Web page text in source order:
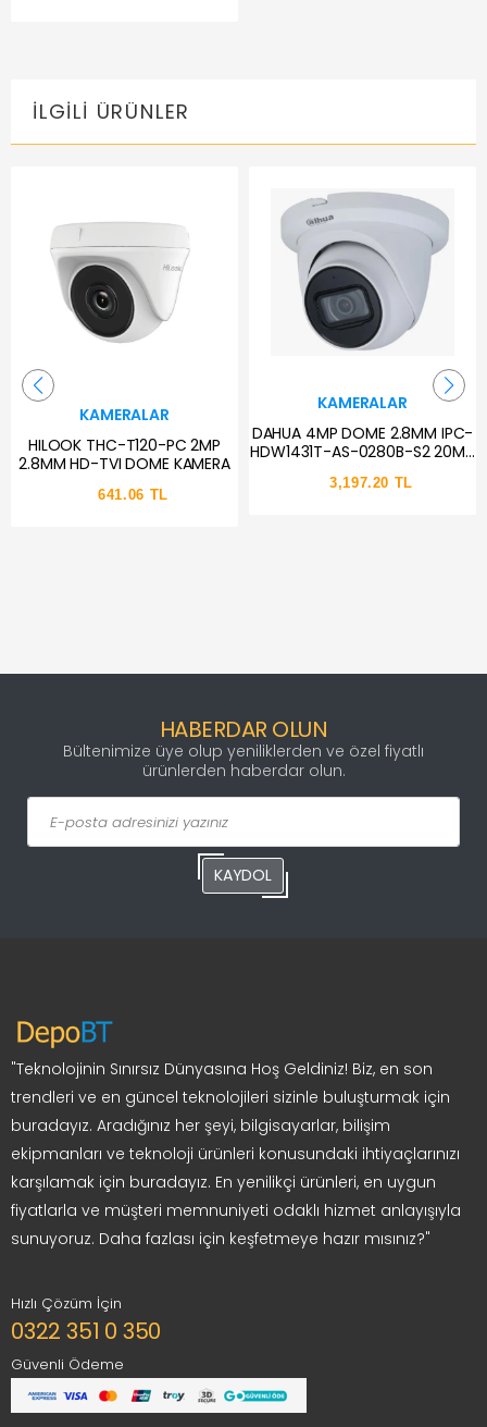
İLGILI ÜRÜNLER
KAMERALAR
HILOOK THC-T120-PC 2MP
2.8MM HD-TVI DOME KAMERA
641.06 TL
KAMERALAR
DAHUA 4MP DOME 2.8MM IPC-
HDW1431T-AS-0280B-S2 20MT
MİKROFON
3,197.20 TL
HABERDAR OLUN
Bültenimize üye olup yeniliklerden ve özel fiyatlı
ürünlerden haberdar olun.
KAYDOL
"Teknolojinin Sınırsız Dünyasına Hoş Geldiniz! Biz, en son
trendleri ve en güncel teknolojileri sizinle buluşturmak için
buradayız. Aradığınız her şeyi, bilgisayarlar, bilişim
ekipmanları ve teknoloji ürünleri konusundaki ihtiyaçlarınızı
karşılamak için buradayız. En yenilikçi ürünleri, en uygun
fiyatlarla ve müşteri memnuniyeti odaklı hizmet anlayışıyla
sunuyoruz. Daha fazlası için keşfetmeye hazır mısınız?"
Hızlı Çözüm İçin
0322 351 0 350
Güvenli Ödeme